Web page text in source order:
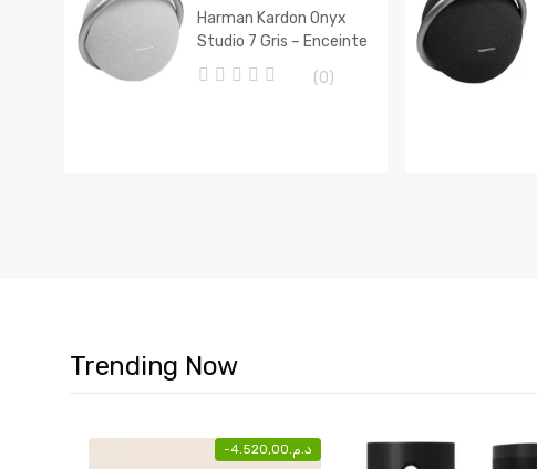
Harman Kardon Onyx
Studio 7 Gris – Enceinte
Portable 8h
(0)
Trending Now
- د.م.4.520,00